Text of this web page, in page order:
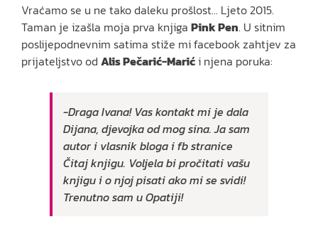
Vraćamo se u ne tako daleku prošlost… Ljeto 2015.
Taman je izašla moja prva knjiga Pink Pen. U sitnim
poslijepodnevnim satima stiže mi facebook zahtjev za
prijateljstvo od Alis Pečarić-Marići njena poruka:
-Draga Ivana! Vas kontakt mi je dala
Dijana, djevojka od mog sina. Ja sam
autor i vlasnik bloga i fb stranice
Čitaj knjigu. Voljela bi pročitati vašu
knjigu i o njoj pisati ako mi se svidi!
Trenutno sam u Opatiji!